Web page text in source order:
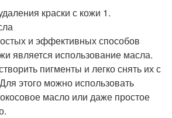
краски с кожи 1.
и эффективных способов
является использование масла.
пигменты и легко снять их с
этого можно использовать
масло или даже простое